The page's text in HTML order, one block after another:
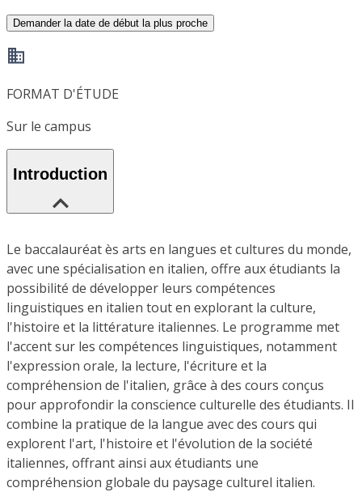
Demander la date de début la plus proche
FORMAT D'ÉTUDE
Sur le campus
Introduction
Le baccalauréat ès arts en langues et cultures du monde,
avec une spécialisation en italien, offre aux étudiants la
possibilité de développer leurs compétences
linguistiques en italien tout en explorant la culture,
l'histoire et la littérature italiennes. Le programme met
l'accent sur les compétences linguistiques, notamment
l'expression orale, la lecture, l'écriture et la
compréhension de l'italien, grâce à des cours conçus
pour approfondir la conscience culturelle des étudiants. Il
combine la pratique de la langue avec des cours qui
explorent l'art, l'histoire et l'évolution de la société
italiennes, offrant ainsi aux étudiants une
compréhension globale du paysage culturel italien.